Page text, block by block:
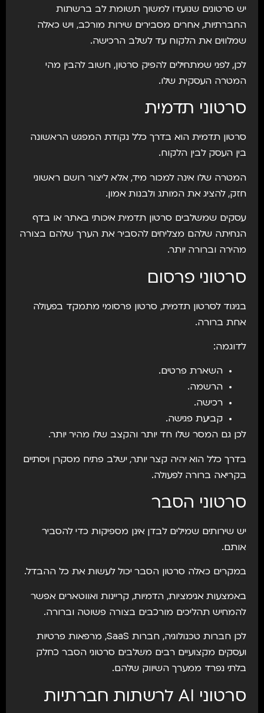
יש סרטונים שנועדו למשוך תשומת לב ברשתות
החברתיות, אחרים מסבירים שירות מורכב, ויש כאלה
שמלווים את הלקוח עד לשלב הרכישה.
לכן, לפני שמתחילים להפיק סרטון, חשוב להבין מהי
המטרה העסקית שלו.
סרטוני תדמית
סרטון תדמית הוא בדרך כלל נקודת המפגש הראשונה
בין העסק לבין הלקוח.
המטרה שלו אינה למכור מיד, אלא ליצור רושם ראשוני
חזק, להציג את המותג ולבנות אמון.
עסקים שמשלבים סרטון תדמית איכותי באתר או בדף
הנחיתה שלהם מצליחים להסביר את הערך שלהם בצורה
מהירה וברורה יותר.
סרטוני פרסום
בניגוד לסרטון תדמית, סרטון פרסומי מתמקד בפעולה
אחת ברורה.
לדוגמה:
השארת פרטים.
הרשמה.
רכישה.
קביעת פגישה.
לכן גם המסר שלו חד יותר והקצב שלו מהיר יותר.
בדרך כלל הוא יהיה קצר יותר, ישלב פתיח מסקרן ויסתיים
בקריאה ברורה לפעולה.
סרטוני הסבר
יש שירותים שמילים לבדן אינן מספיקות כדי להסביר
אותם.
במקרים כאלה סרטון הסבר יכול לעשות את כל ההבדל.
באמצעות אנימציות, הדמיות, קריינות ואווטארים אפשר
להמחיש תהליכים מורכבים בצורה פשוטה וברורה.
לכן חברות טכנולוגיה, חברות SaaS, מרפאות פרטיות
ועסקים מקצועיים רבים משלבים סרטוני הסבר כחלק
בלתי נפרד ממערך השיווק שלהם.
סרטוני AI לרשתות חברתיות